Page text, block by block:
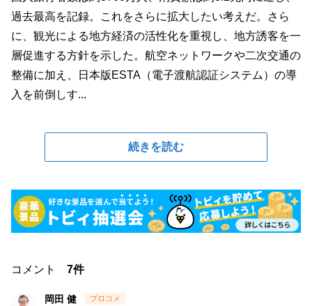
過去最高を記録。これをさらに拡大したい考えだ。さら
に、観光による地方経済の活性化を重視し、地方誘客を一
層促進する方針を示した。航空ネットワークや二次交通の
整備に加え、日本版ESTA（電子渡航認証システム）の導
入を前倒しす...
続きを読む
コメント 7件
岡田 健